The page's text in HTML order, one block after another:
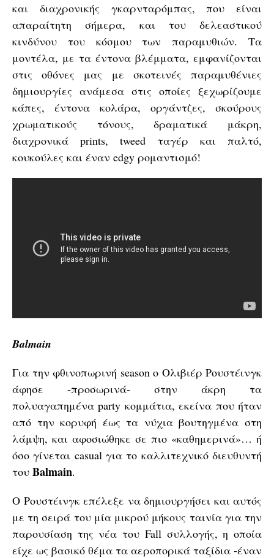
και διαχρονικής γκαρνταρόμπας, που είναι
απαραίτητη σήμερα, και του δελεαστικού
κινδύνου του κόσμου των παραμυθιών. Τα
μοντέλα, με τα έντονα βλέμματα, εμφανίζονται
στις οθόνες μας με σκοτεινές παραμυθένιες
δημιουργίες ανάμεσα στις οποίες ξεχωρίζουμε
κάπες, έντονα κολάρα, οργάντζες, σκούρους
χρωματικούς τόνους, δραματικά μάκρη,
διαχρονικά prints, tweed ταγέρ και παλτό,
κουκούλες και έναν edgy ρομαντισμό!
Balmain
Για την φθινοπωρινή season ο Ολιβιέρ Ρουστέινγκ
άφησε -προσωρινά- στην άκρη τα
πολυαγαπημένα party κομμάτια, εκείνα που ήταν
από την κορυφή έως τα νύχια βουτηγμένα στη
λάμψη, και αφοσιώθηκε σε πιο «καθημερινά»… ή
όσο γίνεται casual για το καλλιτεχνικό διευθυντή
του Balmain.
Ο Ρουστέινγκ επέλεξε να δημιουργήσει και αυτός
με τη σειρά του μία μικρού μήκους ταινία για την
παρουσίαση της νέα του Fall συλλογής, η οποία
είχε ως βασικό θέμα τα αεροπορικά ταξίδια -έναν